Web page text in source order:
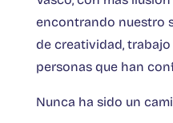
encontrando nuestro
de creatividad,
personas que han
Nunca ha sido un